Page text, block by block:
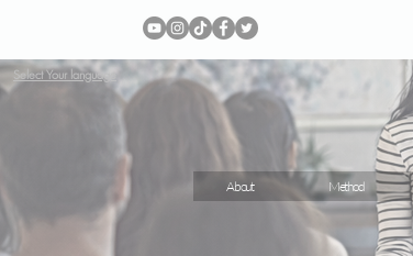
Select Your language
About Method